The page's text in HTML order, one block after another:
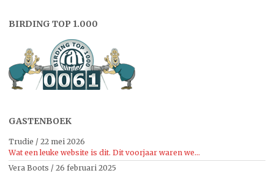
BIRDING TOP 1.000
GASTENBOEK
Trudie / 22 mei 2026
Wat een leuke website is dit. Dit voorjaar waren we...
Vera Boots / 26 februari 2025